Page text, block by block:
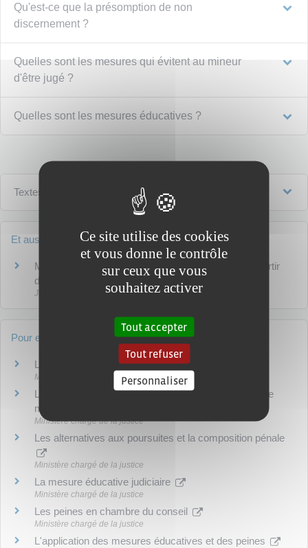
Qu'est-ce que la présomption de non
discernement ?
Quelles sont les mesures qui évitent au mineur
d'être jugé ?
Quelles sont les mesures éducatives ?
Textes de référence
Et aussi
Mineur délinquant : déroulement des poursuites à partir
du 30 septembre 2021
Justice
Pour en savoir plus
Le référentiel des pratiques éducatives
Ministère chargé de la justice
La présomption de non-discernement des mineurs de
moins de 13 ans
Ministère chargé de la justice
Les alternatives aux poursuites et la composition pénale
Ministère chargé de la justice
La mesure éducative judiciaire
Ministère chargé de la justice
Les peines en chambre du conseil
Ministère chargé de la justice
L'application des mesures éducatives et des peines
Ce site utilise des cookies
et vous donne le contrôle
sur ceux que vous
souhaitez activer
Tout accepter
Tout refuser
Personnaliser